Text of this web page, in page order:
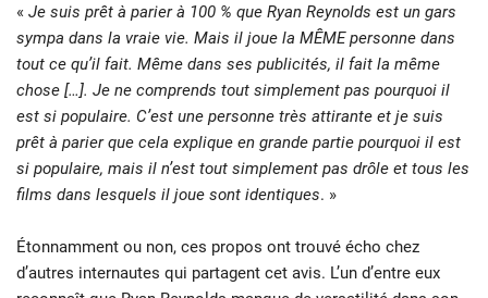
« Je suis prêt à parier à 100 % que Ryan Reynolds est un gars
sympa dans la vraie vie. Mais il joue la MÊME personne dans
tout ce qu’il fait. Même dans ses publicités, il fait la même
chose […]. Je ne comprends tout simplement pas pourquoi il
est si populaire. C’est une personne très attirante et je suis
prêt à parier que cela explique en grande partie pourquoi il est
si populaire, mais il n’est tout simplement pas drôle et tous les
films dans lesquels il joue sont identiques. »
Étonnamment ou non, ces propos ont trouvé écho chez
d’autres internautes qui partagent cet avis. L’un d’entre eux